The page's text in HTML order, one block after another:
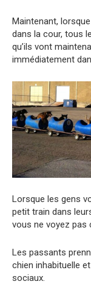
Maintenant,
dans la cour, tous
qu’ils vont
immédiatement
Lorsque les gens
petit train dans
vous ne voyez pas
Les passants
chien inhabituelle
sociaux.